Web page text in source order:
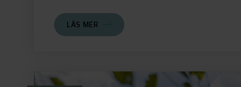
LÄS MER